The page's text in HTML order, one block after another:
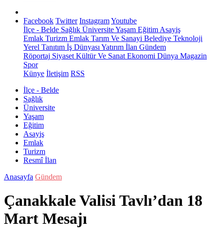
Facebook Twitter InstagramYoutube
İlçe - Belde Sağlık ÜniversiteYaşam Eğitim Asayiş
Emlak Turizm Emlak Tarım Ve Sanayi Belediye Teknoloji
Yerel Tanıtım İş Dünyası Yatırım İlan Gündem
Röportaj Siyaset Kültür Ve Sanat Ekonomi Dünya Magazin
Spor
Künye İletişim RSS
İlçe - Belde
Sağlık
Üniversite
Yaşam
Eğitim
Asayiş
Emlak
Turizm
Resmî İlan
Anasayfa Gündem
Çanakkale Valisi Tavlı’dan 18
Mart Mesajı